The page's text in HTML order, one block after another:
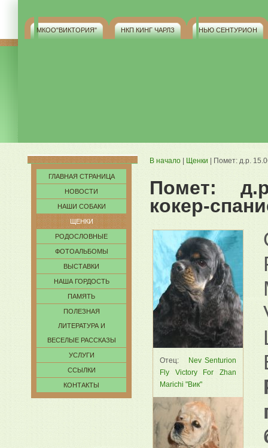
МКОO"ВИКТОРИЯ" НКП КИНГ ЧАРЛЗ НЬЮ СЕНТУРИОН
ГЛАВНАЯ СТРАНИЦА
НОВОСТИ
НАШИ СОБАКИ
ЩЕНКИ
РОДОСЛОВНЫЕ
ФОТОАЛЬБОМЫ
ВЫСТАВКИ
НАША ГОРДОСТЬ
ПАМЯТЬ
ПОЛЕЗНАЯ
ЛИТЕРАТУРА И
ВЕСЕЛЫЕ РАССКАЗЫ
УСЛУГИ
ССЫЛКИ
КОНТАКТЫ
В начало Щенки | Помет: д.р.
Помет:
кокер-
Отец:
Nev Senturion
Fly Victory For Zhan
Marichi "Вик"